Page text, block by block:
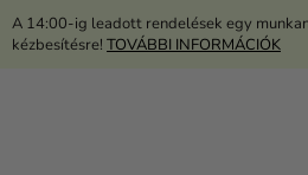
Ugrás
A 14:00-ig leadott rendelések egy
kézbesítésre! TOVÁBBI INFORMÁCIÓK